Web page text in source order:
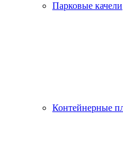
Парковые качели
Контейнерные